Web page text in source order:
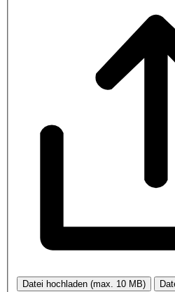
Datei hochladen (max. 10 MB)